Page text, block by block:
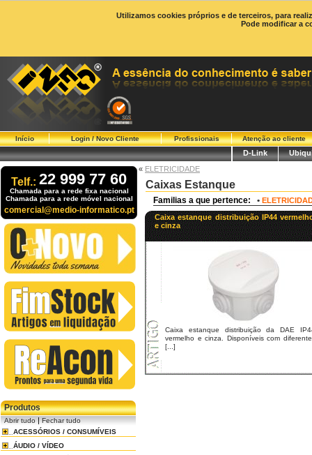
Utilizamos cookies próprios e de terceiros, para
Pode modificar a
Início Login / Novo Cliente Profissionais Atenção ao cliente
D-Link
Telf.: 22 999 77 60
Chamada para a rede fixa nacional
Chamada para a rede móvel nacional
comercial@medio-informatico.pt
Produtos
Abrir tudo|Fechar tudo
ACESSÓRIOS / CONSUMÍVEIS
ÁUDIO / VÍDEO
« ELETRICIDADE
Caixas Estanque
Familias a que pertence: •
Caixa estanque distribuição IP44
e cinza
Caixa estanque distribuição da DAE
vermelho e cinza. Disponíveis com
[...]